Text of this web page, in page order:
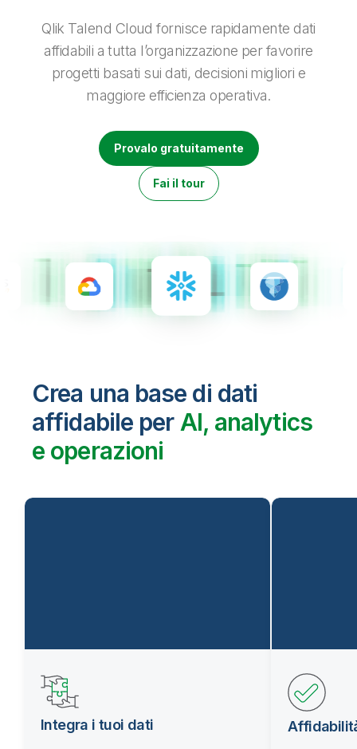
Documentazione di prodotto
Sedi nel mondo
Talend
Qlik Talend Cloud fornisce rapidamente dati
affidabili a tutta l’organizzazione per favorire
progetti basati sui dati, decisioni migliori e
maggiore efficienza operativa.
Provalo gratuitamente
Fai il tour
Crea una base di dati
affidabile per AI, analytics
e operazioni
Integra i tuoi dati